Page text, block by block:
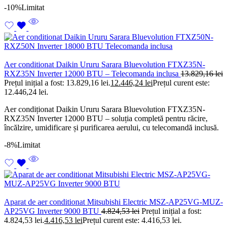
-10%Limitat
Aer conditionat Daikin Ururu Sarara Bluevolution FTXZ35N-
RXZ35N Inverter 12000 BTU – Telecomanda inclusa 13.829,16lei
Prețul inițial a fost: 13.829,16 lei.12.446,24 leiPrețul curent este:
12.446,24 lei.
Aer condiționat Daikin Ururu Sarara Bluevolution FTXZ35N-
RXZ35N Inverter 12000 BTU – soluția completă pentru răcire,
încălzire, umidificare și purificarea aerului, cu telecomandă inclusă.
-8%Limitat
Aparat de aer conditionat Mitsubishi Electric MSZ-AP25VG-MUZ-
AP25VG Inverter 9000 BTU 4.824,53lei Prețul inițial a fost:
4.824,53 lei.4.416,53 leiPrețul curent este: 4.416,53 lei.